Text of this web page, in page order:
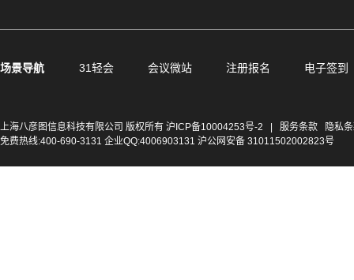
场景导航 31轻会 会议微站 注册报名 电子签到
上海八彦图信息科技有限公司 版权所有 沪ICP备10004253号-2 服务条款
隐私
免费热线:400-690-3131 企业QQ:4006903131 沪公网安备 31011502002823号